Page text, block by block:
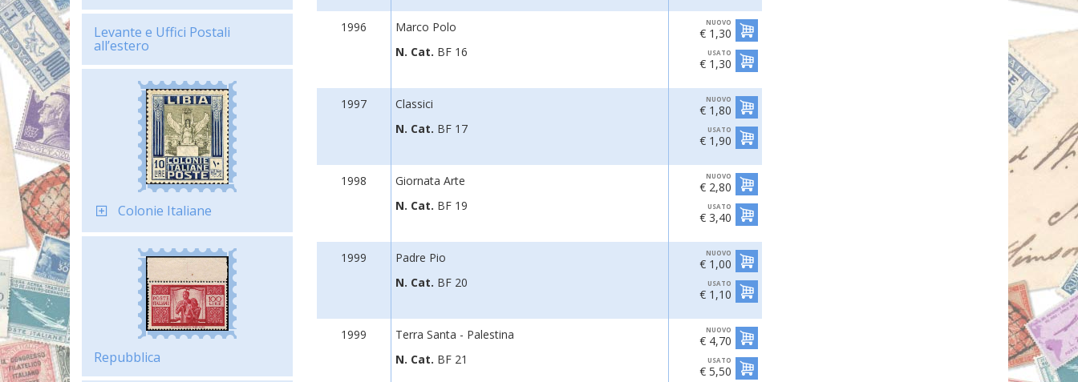
Levante e Uffici Postali
all’estero
Colonie Italiane
Repubblica
1996
Marco Polo
N. Cat. BF 16
NUOVO
€ 1,30
USATO
€ 1,30
1997
Classici
N. Cat. BF 17
NUOVO
€ 1,80
USATO
€ 1,90
1998
Giornata Arte
N. Cat. BF 19
NUOVO
€ 2,80
USATO
€ 3,40
1999
Padre Pio
N. Cat. BF 20
NUOVO
€ 1,00
USATO
€ 1,10
1999
Terra Santa - Palestina
N. Cat. BF 21
NUOVO
€ 4,70
USATO
€ 5,50